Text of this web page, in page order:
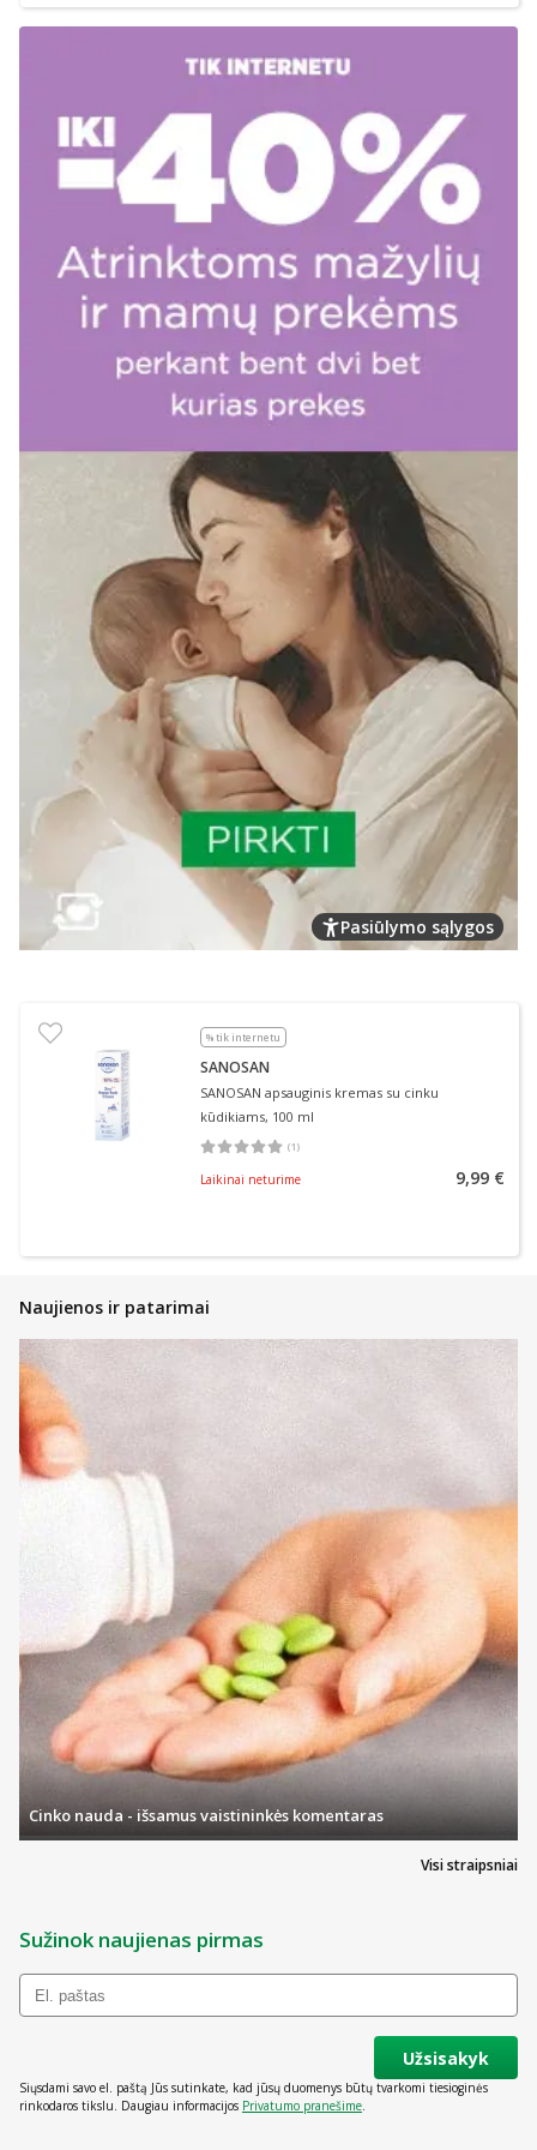
Pasiūlymo sąlygos
% tik internetu
SANOSAN
SANOSAN apsauginis kremas su cinku
kūdikiams, 100 ml
(1)
Vidutinis įvertinimas 5.00
Laikinai neturime 9,99 €
Naujienos ir patarimai
Visi straipsniai
Cinko nauda - išsamus vaistininkės komentaras
Sužinok naujienas pirmas
Užsisakyk
Siųsdami savo el. paštą Jūs sutinkate, kad jūsų duomenys būtų tvarkomi tiesioginės
rinkodaros tikslu. Daugiau informacijos Privatumo pranešime.